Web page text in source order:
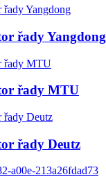
řady Yangdong
řady MTU
řady Deutz